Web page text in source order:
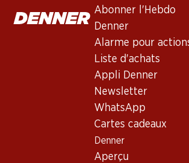
Abonner l'Hebdo
Denner
Alarme pour
Liste d'achats
Appli Denner
Newsletter
WhatsApp
Cartes cadeaux
Denner
Aperçu
Robe jaune clair. Nez complexe évoquant
fruits exotiques. Bouche délicate et
Petite bouteille : 35 cl